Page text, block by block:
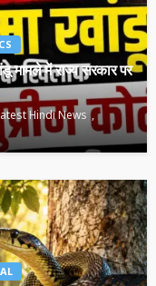
मामले में राज्य सरकार पर
Hindi News